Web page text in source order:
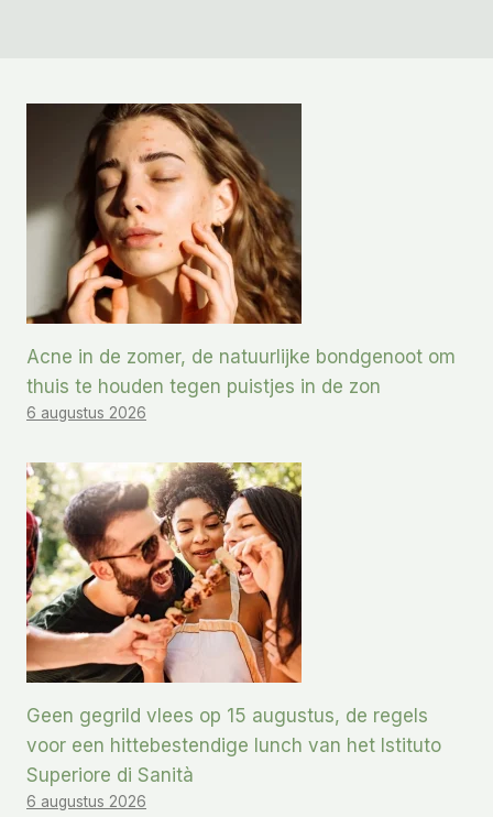
Acne in de zomer, de natuurlijke bondgenoot om
thuis te houden tegen puistjes in de zon
6 augustus 2026
Geen gegrild vlees op 15 augustus, de regels
voor een hittebestendige lunch van het Istituto
Superiore di Sanità
6 augustus 2026